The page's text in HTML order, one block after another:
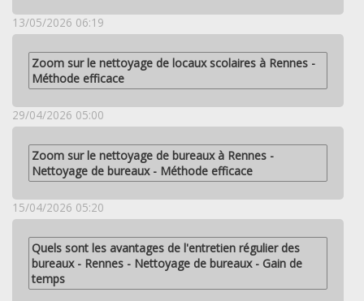
13/05/2026 06:19
Zoom sur le nettoyage de locaux scolaires à Rennes -
Méthode efficace
29/04/2026 05:00
Zoom sur le nettoyage de bureaux à Rennes -
Nettoyage de bureaux - Méthode efficace
15/04/2026 05:20
Quels sont les avantages de l'entretien régulier des
bureaux - Rennes - Nettoyage de bureaux - Gain de
temps